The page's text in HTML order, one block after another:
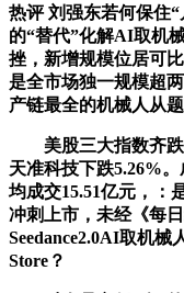
热评 刘强东若何保住
的“替代”化解AI取机
挫，新增规模位居可
是全市场独一规模超
产链最全的机械人从题
美股三大指数齐跌
天准科技下跌5.26%
均成交15.51亿元，：
冲刺上市，未经《每
Seedance2.0AI取机
Store？